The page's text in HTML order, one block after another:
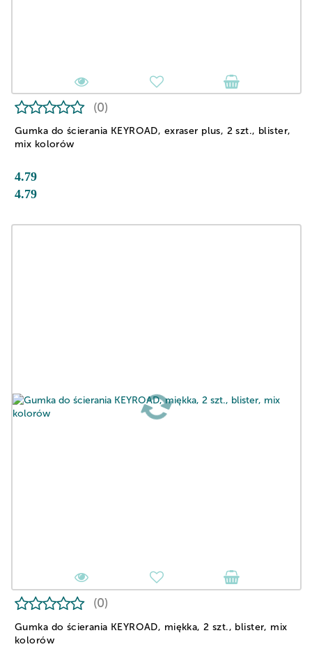
Gumka do ścierania KEYROAD, exraser plus, 2 szt., blister,
mix kolorów
(0)
4.79
4.79
Gumka do ścierania KEYROAD, miękka, 2 szt., blister, mix
kolorów
(0)